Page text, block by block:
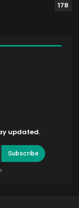
178
updated.
Subscribe